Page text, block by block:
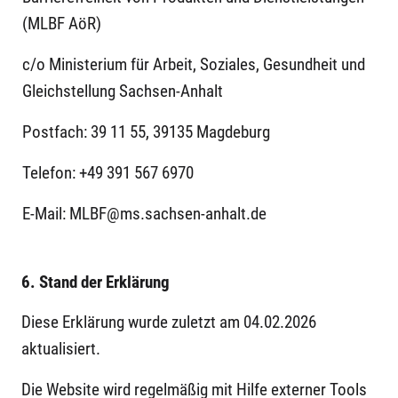
(MLBF AöR)
c/o Ministerium für Arbeit, Soziales, Gesundheit und
Gleichstellung Sachsen-Anhalt
Postfach: 39 11 55, 39135 Magdeburg
Telefon: +49 391 567 6970
E-Mail: MLBF@ms.sachsen-anhalt.de
6. Stand der Erklärung
Diese Erklärung wurde zuletzt am 04.02.2026
aktualisiert.
Die Website wird regelmäßig mit Hilfe externer Tools
Wertpapier-Aufträge online rund um die Uhr über
Welche Informationen sind für einen Wertpapier-
Informationen benötigt:
Name des Wertpapiers oder die Wertpapier-
International Securities Identification Number.
Auf Deutsch übersetzt heißt ISIN: Internationale
Wertpapier-Kennnummer.
Stand: Juli 2025